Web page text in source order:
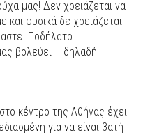
μας! Δεν χρειάζεται να
φυσικά δε χρειάζεται
Ποδήλατο
βολεύει – δηλαδή
κέντρο της Αθήνας έχει
για να είναι βατή